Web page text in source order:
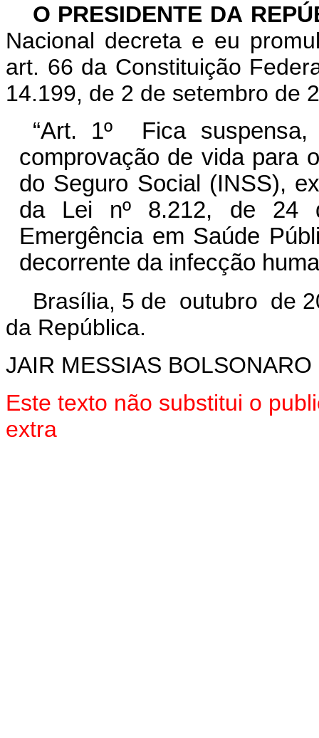
O PRESIDENTE DA
Nacional decreta e eu
art. 66 da Constituição
14.199, de 2 de setembro de
“Art. 1º Fica
comprovação de vida para
do Seguro Social (INSS),
da Lei nº 8.212, de 24
Emergência em Saúde
decorrente da infecção
Brasília, 5 de outubro de
da República.
JAIR MESSIAS BOLSONARO
Este texto não substitui o
extra